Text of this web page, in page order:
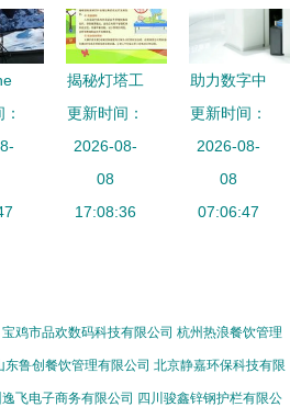
容制作服务
揭秘灯塔工
厂数字密码
美云智数如
何助力佛山
制造加速转
更新时间：
2026-08-
08
17:08:36
助力数字中
国建设 华
为云AI能力
加速国内产
业数智创新
更新时间：
2026-08-
08
07:06:47
宝鸡市品欢数码科技有限公司 杭州热浪餐饮管理
东鲁创餐饮管理有限公司 北京静嘉环保科技有限
飞电子商务有限公司 四川骏鑫锌钢护栏有限公